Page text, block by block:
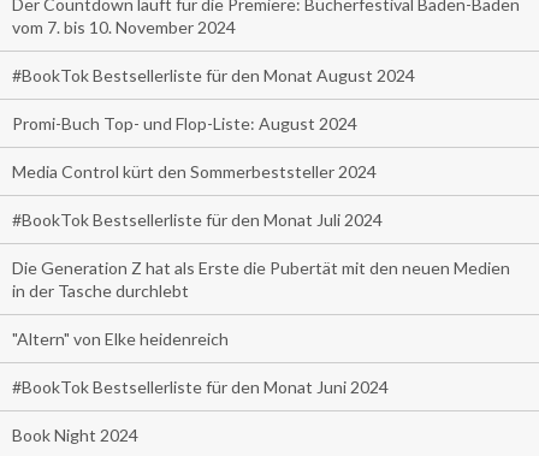
Der Countdown läuft für die Premiere: Bücherfestival Baden-Baden
vom 7. bis 10. November 2024
#BookTok Bestsellerliste für den Monat August 2024
Promi-Buch Top- und Flop-Liste: August 2024
Media Control kürt den Sommerbeststeller 2024
#BookTok Bestsellerliste für den Monat Juli 2024
Die Generation Z hat als Erste die Pubertät mit den neuen Medien
in der Tasche durchlebt
"Altern" von Elke heidenreich
#BookTok Bestsellerliste für den Monat Juni 2024
Book Night 2024